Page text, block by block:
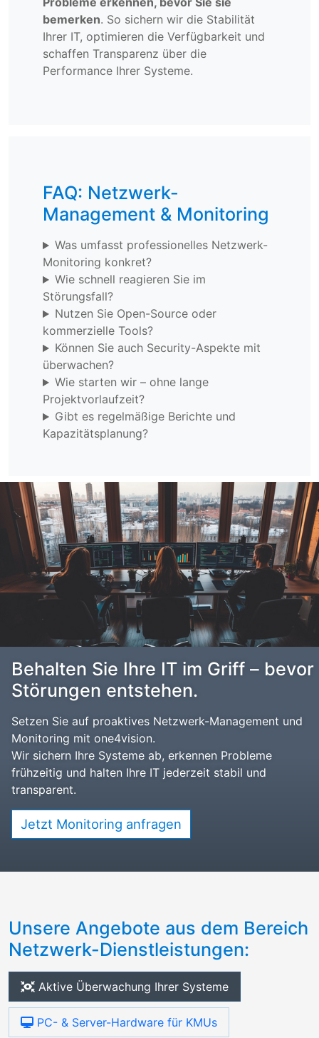
bemerken. So sichern wir die Stabilität
Ihrer IT, optimieren die Verfügbarkeit und
schaffen Transparenz über die
Performance Ihrer Systeme.
FAQ: Netzwerk-
Management & Monitoring
Was umfasst professionelles Netzwerk-
Monitoring konkret?
Wie schnell reagieren Sie im
Störungsfall?
Nutzen Sie Open-Source oder
kommerzielle Tools?
Können Sie auch Security-Aspekte mit
überwachen?
Wie starten wir – ohne lange
Projektvorlaufzeit?
Gibt es regelmäßige Berichte und
Kapazitätsplanung?
Behalten Sie Ihre IT im Griff – bevor
Störungen entstehen.
Setzen Sie auf proaktives Netzwerk-Management und
Monitoring mit one4vision.
Wir sichern Ihre Systeme ab, erkennen Probleme
frühzeitig und halten Ihre IT jederzeit stabil und
transparent.
Jetzt Monitoring anfragen
Unsere Angebote aus dem Bereich
Netzwerk-Dienstleistungen:
Aktive Überwachung Ihrer Systeme
PC- & Server-Hardware für KMUs